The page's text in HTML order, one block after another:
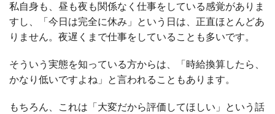
私自身も、昼も夜も関係なく仕事をしている感覚がありま
すし、「今日は完全に休み」という日は、正直ほとんどあ
りません。夜遅くまで仕事をしていることも多いです。
そういう実態を知っている方からは、「時給換算したら、
かなり低いですよね」と言われることもあります。
もちろん、これは「大変だから評価してほしい」という話